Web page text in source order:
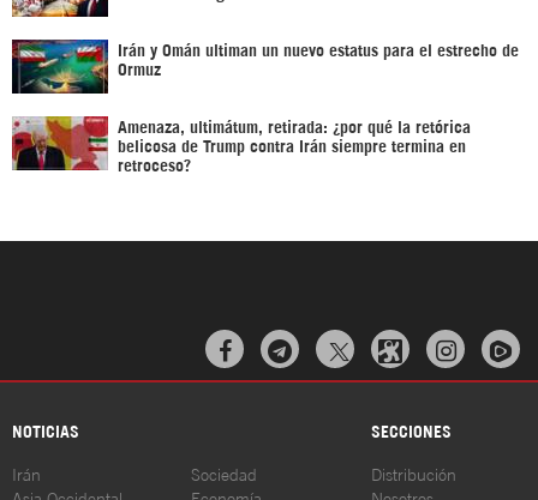
Irán y Omán ultiman un nuevo estatus para el estrecho de
Ormuz
Amenaza, ultimátum, retirada: ¿por qué la retórica
belicosa de Trump contra Irán siempre termina en
retroceso?
  
NOTICIAS SECCIONES
Irán
Asia Occidental
Sociedad
Economía
Distribución
Nosotros